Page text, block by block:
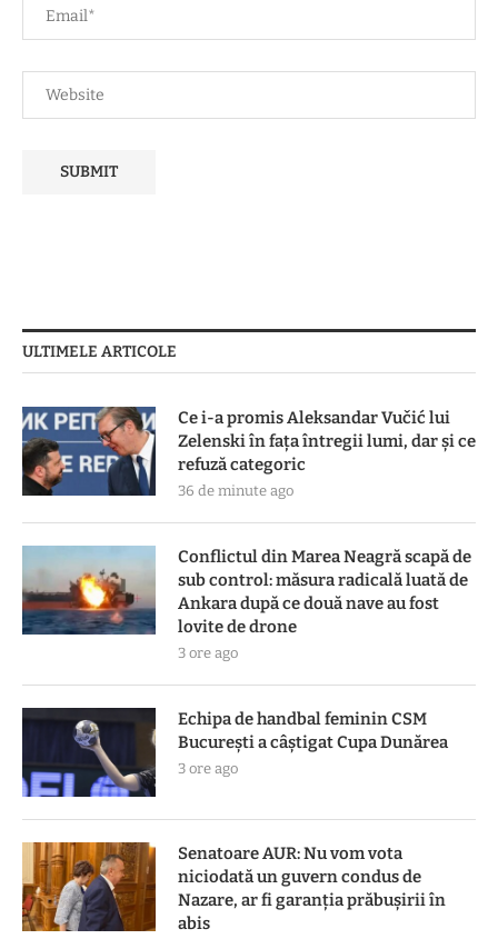
ULTIMELE ARTICOLE
Ce i-a promis Aleksandar Vučić lui
Zelenski în fața întregii lumi, dar și ce
refuză categoric
36 de minute ago
Conflictul din Marea Neagră scapă de
sub control: măsura radicală luată de
Ankara după ce două nave au fost
lovite de drone
3 ore ago
Echipa de handbal feminin CSM
Bucureşti a câştigat Cupa Dunărea
3 ore ago
Senatoare AUR: Nu vom vota
niciodată un guvern condus de
Nazare, ar fi garanția prăbușirii în
abis